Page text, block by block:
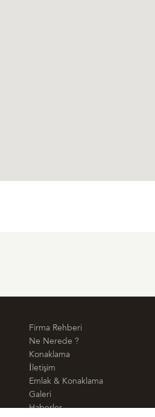
Firma Rehberi
Ne Nerede ?
Konaklama
İletişim
Emlak & Konaklama
Galeri
Haberler